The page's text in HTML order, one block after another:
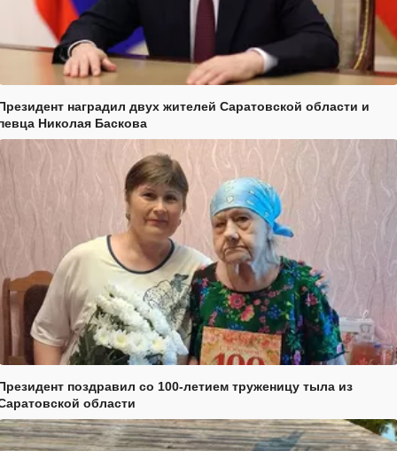
наградил двух жителей Саратовской области и
Николая Баскова
поздравил со 100-летием труженицу тыла из
области